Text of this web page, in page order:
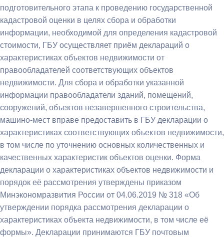
подготовительного этапа к проведению государственной
кадастровой оценки в целях сбора и обработки
информации, необходимой для определения кадастровой
стоимости, ГБУ осуществляет приём деклараций о
характеристиках объектов недвижимости от
правообладателей соответствующих объектов
недвижимости. Для сбора и обработки указанной
информации правообладатели зданий, помещений,
сооружений, объектов незавершенного строительства,
машино-мест вправе предоставить в ГБУ декларации о
характеристиках соответствующих объектов недвижимости,
в том числе по уточнению основных количественных и
качественных характеристик объектов оценки. Форма
декларации о характеристиках объектов недвижимости и
порядок её рассмотрения утверждены приказом
Минэкономразвития России от 04.06.2019 № 318 «Об
утверждении порядка рассмотрения декларации о
характеристиках объекта недвижимости, в том числе её
формы». Декларации принимаются ГБУ почтовым